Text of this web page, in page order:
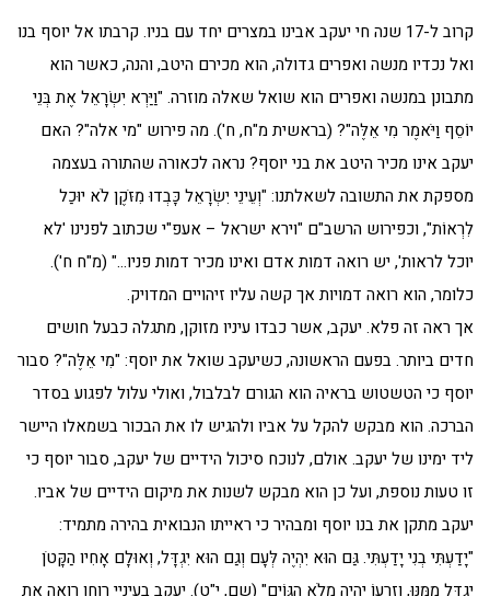
קרוב ל-17 שנה חי יעקב אבינו במצרים יחד עם בניו. קרבתו אל יוסף בנו
ואל נכדיו מנשה ואפרים גדולה, הוא מכירם היטב, והנה, כאשר הוא
מתבונן במנשה ואפרים הוא שואל שאלה מוזרה. "וַיַּרְא יִשְׂרָאֵל אֶת בְּנֵי
יוֹסֵף וַיֹּאמֶר מִי אֵלֶּה"? (בראשית מ"ח, ח'). מה פירוש "מי אלה"? האם
יעקב אינו מכיר היטב את בני יוסף? נראה לכאורה שהתורה בעצמה
מספקת את התשובה לשאלתנו: "וְעֵינֵי יִשְׂרָאֵל כָּבְדוּ מִזֹּקֶן לֹא יוּכַל
לִרְאוֹת", וכפירוש הרשב"ם "וירא ישראל – אעפ"י שכתוב לפנינו 'לא
יוכל לראות', יש רואה דמות אדם ואינו מכיר דמות פניו…" (מ"ח ח').
כלומר, הוא רואה דמויות אך קשה עליו זיהויים המדויק.
אך ראה זה פלא. יעקב, אשר כבדו עיניו מזוקן, מתגלה כבעל חושים
חדים ביותר. בפעם הראשונה, כשיעקב שואל את יוסף: "מִי אֵלֶּה"? סבור
יוסף כי הטשטוש בראיה הוא הגורם לבלבול, ואולי עלול לפגוע בסדר
הברכה. הוא מבקש להקל על אביו ולהגיש לו את הבכור בשמאלו היישר
ליד ימינו של יעקב. אולם, לנוכח סיכול הידיים של יעקב, סבור יוסף כי
זו טעות נוספת, ועל כן הוא מבקש לשנות את מיקום הידיים של אביו.
יעקב מתקן את בנו יוסף ומבהיר כי ראייתו הנבואית בהירה מתמיד:
"יָדַעְתִּי בְנִי יָדַעְתִּי. גַּם הוּא יִהְיֶה לְּעָם וְגַם הוּא יִגְדָּל, וְאוּלָם אָחִיו הַקָּטֹן
יִגְדַּל מִמֶּנּוּ, וְזַרְעוֹ יִהְיֶה מְלֹא הַגּוֹיִם" (שם, י"ט). יעקב בעיניי רוחו רואה את